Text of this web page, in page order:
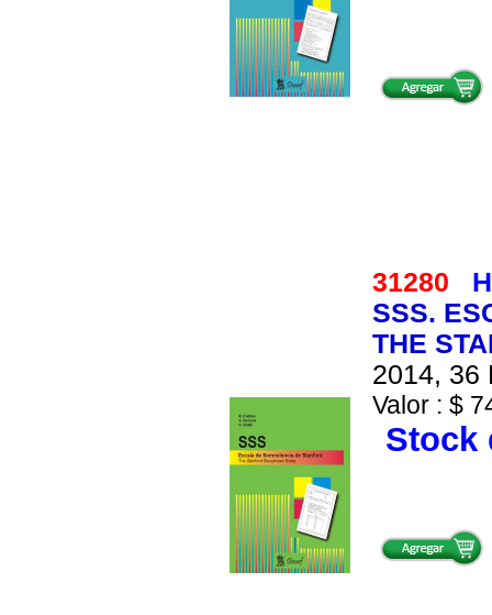
31280
SSS.
THE
2014, 36
Valor : $
Stock